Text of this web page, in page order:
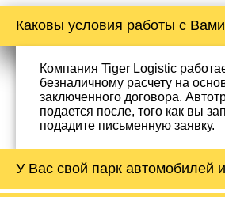
Каковы условия работы с
Компания Tiger Logistic
безналичному расчету на
заключенного договора.
подается после, того как вы
подадите письменную заявку.
У Вас свой парк автомобилей